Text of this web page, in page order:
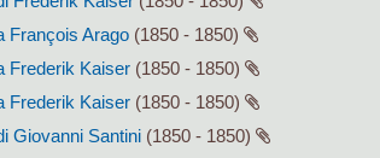
François Arago (1850 - 1850)
Frederik Kaiser (1850 - 1850)
Frederik Kaiser (1850 - 1850)
Giovanni Santini (1850 - 1850)